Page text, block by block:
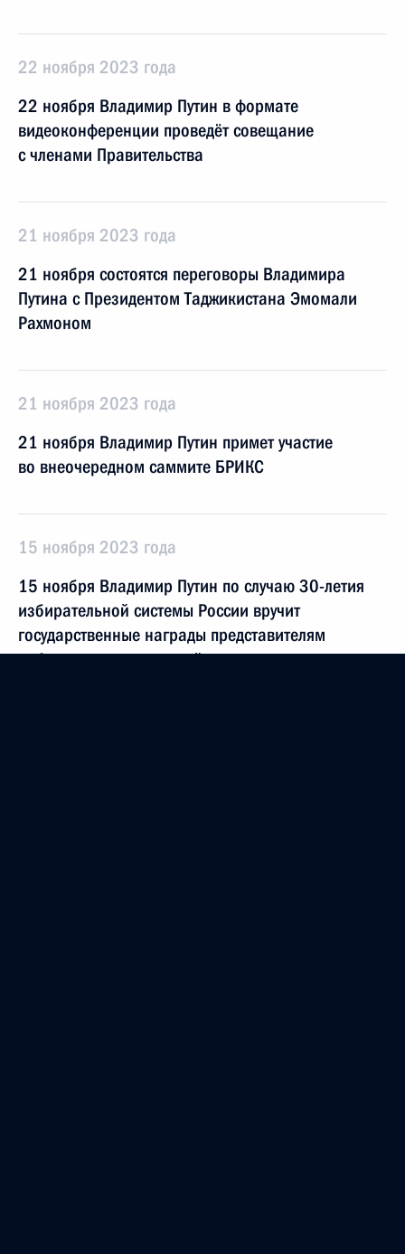
22 ноября 2023 года
22 ноября Владимир Путин в формате
видеоконференции проведёт совещание
с членами Правительства
21 ноября 2023 года
21 ноября состоятся переговоры Владимира
Путина с Президентом Таджикистана Эмомали
Рахмоном
21 ноября 2023 года
21 ноября Владимир Путин примет участие
во внеочередном саммите БРИКС
15 ноября 2023 года
15 ноября Владимир Путин по случаю 30-летия
избирательной системы России вручит
государственные награды представителям
избирательных комиссий